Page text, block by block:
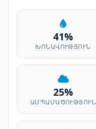
41%
ԽՈՆԱՎՈՒԹՅՈՒՆ
25%
ԱՄՊԱՄԱԾՈՒԹՅՈՒՆ